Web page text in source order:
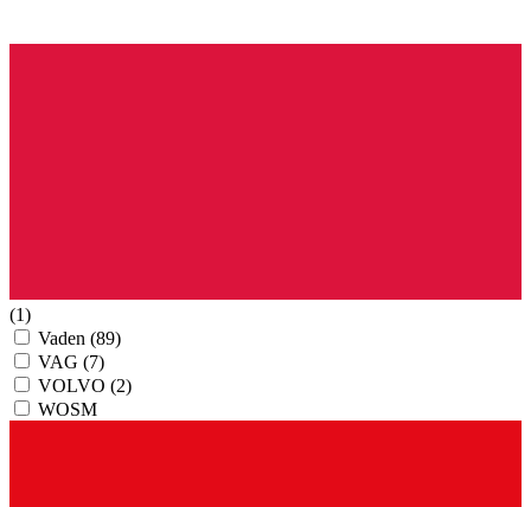
(1)
Vaden (89)
VAG (7)
VOLVO (2)
WOSM